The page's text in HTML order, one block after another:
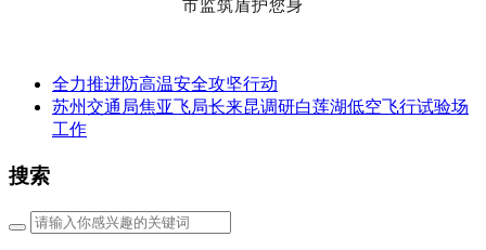
市监筑盾护您身
全力推进防高温安全攻坚行动
苏州交通局焦亚飞局长来昆调研白莲湖低空飞行试验场
工作
搜索